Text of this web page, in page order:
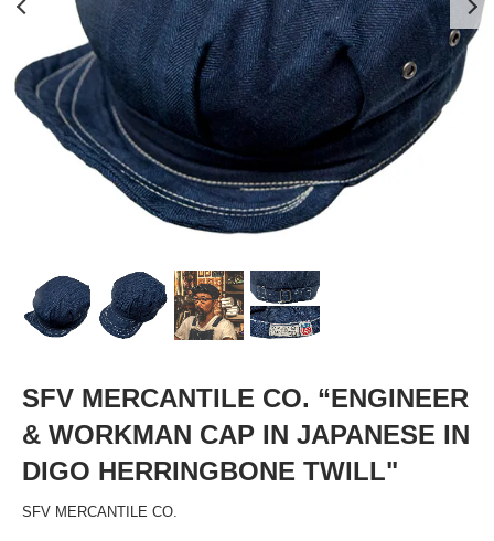
SFV MERCANTILE CO. “ENGINEER
& WORKMAN CAP IN JAPANESE IN
DIGO HERRINGBONE TWILL"
SFV MERCANTILE CO.